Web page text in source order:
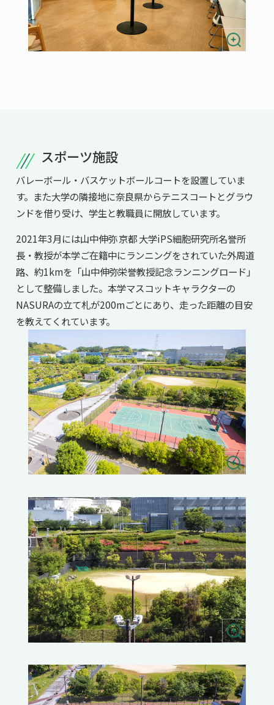
スポーツ施設
バレーボール・バスケットボールコートを設置していま
す。また大学の隣接地に奈良県からテニスコートとグラウ
ンドを借り受け、学生と教職員に開放しています。
2021年3月には山中伸弥 京都 大学iPS細胞研究所名誉所
長・教授が本学ご在籍中にランニングをされていた外周道
路、約1kmを「山中伸弥栄誉教授記念ランニングロード」
として整備しました。本学マスコットキャラクターの
NASURAの立て札が200mごとにあり、走った距離の目安
を教えてくれています。